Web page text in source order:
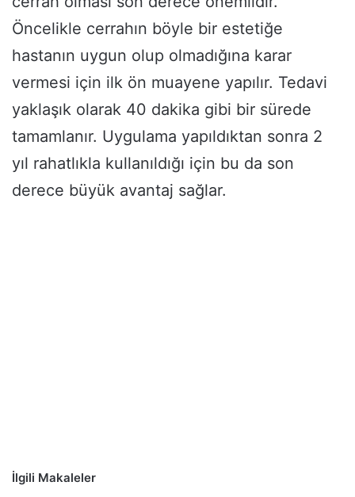
Öncelikle cerrahın böyle bir estetiğe
hastanın uygun olup olmadığına karar
vermesi için ilk ön muayene yapılır. Tedavi
yaklaşık olarak 40 dakika gibi bir sürede
tamamlanır. Uygulama yapıldıktan sonra 2
yıl rahatlıkla kullanıldığı için bu da son
derece büyük avantaj sağlar.
İlgili Makaleler